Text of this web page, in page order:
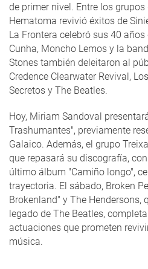
de primer nivel. Entre los
Hematoma revivió éxitos de
La Frontera celebró sus 40
Cunha, Moncho Lemos y la
Stones también deleitaron al
Credence Clearwater Revival,
Secretos y The Beatles.
Hoy, Miriam Sandoval
Trashumantes", previamente
Galaico. Además, el grupo
que repasará su discografía,
último álbum "Camiño longo",
trayectoria. El sábado, Broken
Brokenland" y The Hendersons,
legado de The Beatles,
actuaciones que prometen
música.